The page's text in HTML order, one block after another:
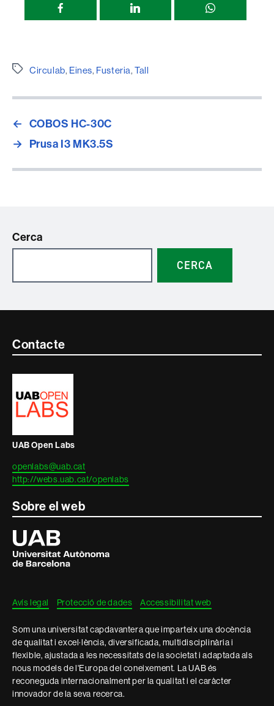
página
Etiquetes
Circulab, Eines, Fusteria,Tall
← COBOS HC-30C
→ Prusa I3 MK3.5S
Cerca
CERCA
Contacte
informació
legal
Contacte
UAB Open Labs
openlabs@uab.cat
http://webs.uab.cat/openlabs
Sobre el web
Universitat
Autònoma
de
Barcelona
Avís legal Protecció de dades Accessibilitat web
Som una universitat capdavantera que imparteix una docència
de qualitat i excel·lència, diversificada, multidisciplinària i
flexible, ajustada a les necessitats de la societat i adaptada als
nous models de l'Europa del coneixement. La UAB és
reconeguda internacionalment per la qualitat i el caràcter
innovador de la seva recerca.